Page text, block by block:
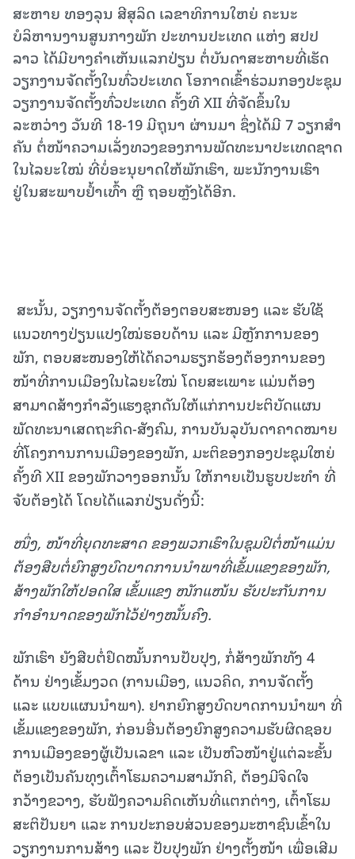
ສະຫາຍ ທອງລຸນ ສີສຸລິດ ເລຂາທິການໃຫຍ່ ຄະນະ
ບໍລິຫານງານສູນກາງພັກ ປະທານປະເທດ ແຫ່ງ ສປປ
ລາວ ໄດ້ມີບາງຄໍາເຫັນແລກປ່ຽນ ຕໍ່ບັນດາສະຫາຍທີ່ເຮັດ
ວຽກງານຈັດຕັ້ງໃນທົ່ວປະເທດ ໂອກາດເຂົ້າຮ່ວມກອງປະຊຸມ
ວຽກງານຈັດຕັ້ງທົ່ວປະເທດ ຄັ້ງທີ XII ທີ່ຈັດຂຶ້ນໃນ
ລະຫວ່າງ ວັນທີ 18-19 ມີຖຸນາ ຜ່ານມາ ຊຶ່ງໄດ້ມີ 7 ວຽກສໍາ
ຄັນ ຕໍ່ໜ້າຄວາມເລັ່ງທວງຂອງການພັດທະນາປະເທດຊາດ
ໃນໄລຍະໃໝ່ ທີ່ບໍ່ອະນຸຍາດໃຫ້ພັກເຮົາ, ພະນັກງານເຮົາ
ຢູ່ໃນສະພາບຢໍ້າເທົ້າ ຫຼື ຖອຍຫຼັງໄດ້ອີກ.
ສະນັ້ນ, ວຽກງານຈັດຕັ້ງຕ້ອງຕອບສະໜອງ ແລະ ຮັບໃຊ້
ແນວທາງປ່ຽນແປງໃໝ່ຮອບດ້ານ ແລະ ມີຫຼັກການຂອງ
ພັກ, ຕອບສະໜອງໃຫ້ໄດ້ຄວາມຮຽກຮ້ອງຕ້ອງການຂອງ
ໜ້າທີ່ການເມືອງໃນໄລຍະໃໝ່ ໂດຍສະເພາະ ແມ່ນຕ້ອງ
ສາມາດສ້າງກໍາລັງແຮງຊຸກດັນໃຫ້ແກ່ການປະຕິບັດແຜນ
ພັດທະນາເສດຖະກິດ-ສັງຄົມ, ການບັນລຸບັນດາຄາດໝາຍ
ທີ່ໂຄງການການເມືອງຂອງພັກ, ມະຕິຂອງກອງປະຊຸມໃຫຍ່
ຄັ້ງທີ XII ຂອງພັກວາງອອກນັ້ນ ໃຫ້ກາຍເປັນຮູບປະທໍາ ທີ່
ຈັບຕ້ອງໄດ້ ໂດຍໄດ້ແລກປ່ຽນດັ່ງນີ້:
ໜຶ່ງ, ໜ້າທີ່ຍຸດທະສາດ ຂອງພວກເຮົາໃນຊຸມປີຕໍ່ໜ້າແມ່ນ
ຕ້ອງສືບຕໍ່ຍົກສູງບົດບາດການນຳພາທີ່ເຂັ້ມແຂງຂອງພັກ,
ສ້າງພັກໃຫ້ປອດໃສ ເຂັ້ມແຂງ ໜັກແໜ້ນ ຮັບປະກັນການ
ກໍາອໍານາດຂອງພັກໄວ້ຢ່າງໝັ້ນຄົງ.
ພັກເຮົາ ຍັງສືບຕໍ່ຢຶດໝັ້ນການປັບປຸງ, ກໍ່ສ້າງພັກທັງ 4
ດ້ານ ຢ່າງເຂັ້ມງວດ (ການເມືອງ, ແນວຄິດ, ການຈັດຕັ້ງ
ແລະ ແບບແຜນນໍາພາ). ຢາກຍົກສູງບົດບາດການນຳພາ ທີ່
ເຂັ້ມແຂງຂອງພັກ, ກ່ອນອື່ນຕ້ອງຍົກສູງຄວາມຮັບຜິດຊອບ
ການເມືອງຂອງຜູ້ເປັນເລຂາ ແລະ ເປັນຫົວໜ້າຢູ່ແຕ່ລະຂັ້ນ
ຕ້ອງເປັນຄັນທຸງເຕົ້າໂຮມຄວາມສາມັກຄີ, ຕ້ອງມີຈິດໃຈ
ກວ້າງຂວາງ, ຮັບຟັງຄວາມຄິດເຫັນທີ່ແຕກຕ່າງ, ເຕົ້າໂຮມ
ສະຕິປັນຍາ ແລະ ການປະກອບສ່ວນຂອງມະຫາຊົນເຂົ້າໃນ
ວຽກງານການສ້າງ ແລະ ປັບປຸງພັກ ຢ່າງຕັ້ງໜ້າ ເພື່ອເສີມ